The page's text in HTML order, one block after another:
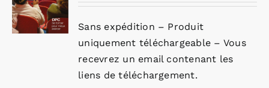
Sans expédition – Produit
uniquement téléchargeable – Vous
recevrez un email contenant les
liens de téléchargement.